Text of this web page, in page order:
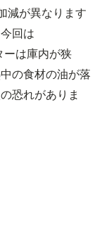
減が異なります
回は
は庫内が狭
の食材の油が落
恐れがありま